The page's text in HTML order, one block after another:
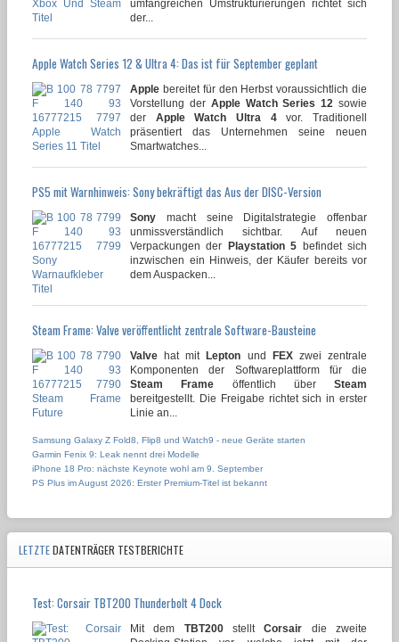
umfangreichen Umstrukturierungen richtet sich
der...
Apple Watch Series 12 & Ultra 4: Das ist für September geplant
Apple bereitet für den Herbst voraussichtlich die
Vorstellung der Apple Watch Series 12 sowie
der Apple Watch Ultra 4vor. Traditionell
präsentiert das Unternehmen seine neuen
Smartwatches...
PS5 mit Warnhinweis: Sony bekräftigt das Aus der DISC-Version
Sony macht seine Digitalstrategie offenbar
unmissverständlich sichtbar. Auf neuen
Verpackungen der
Playstation 5 befindet sich
inzwischen ein Hinweis, der Käufer bereits vor
dem Auspacken...
Steam Frame: Valve veröffentlicht zentrale Software-Bausteine
Valve hat mit Lepton und FEXzwei zentrale
Komponenten der Softwareplattform für die
Steam Frame öffentlich über Steam
bereitgestellt. Die Freigabe richtet sich in erster
Linie an...
Samsung Galaxy Z Fold8, Flip8 und Watch9 - neue Geräte starten
Garmin Fenix 9: Leak nennt drei Modelle
iPhone 18 Pro: nächste Keynote wohl am 9. September
PS Plus im August 2026: Erster Premium-Titel ist bekannt
LETZTEDATENTRÄGER TESTBERICHTE
Test: Corsair TBT200 Thunderbolt 4 Dock
Mit dem TBT200stelltCorsair die zweite